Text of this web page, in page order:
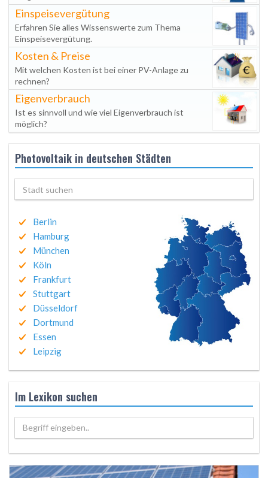
Einspeisevergütung
Erfahren Sie alles Wissenswerte zum Thema
Einspeisevergütung.
Kosten & Preise
Mit welchen Kosten ist bei einer PV-Anlage zu
rechnen?
Eigenverbrauch
Ist es sinnvoll und wie viel Eigenverbrauch ist
möglich?
Photovoltaik in deutschen Städten
Berlin
Hamburg
München
Köln
Frankfurt
Stuttgart
Düsseldorf
Dortmund
Essen
Leipzig
Im Lexikon suchen
Begriff eingeben..